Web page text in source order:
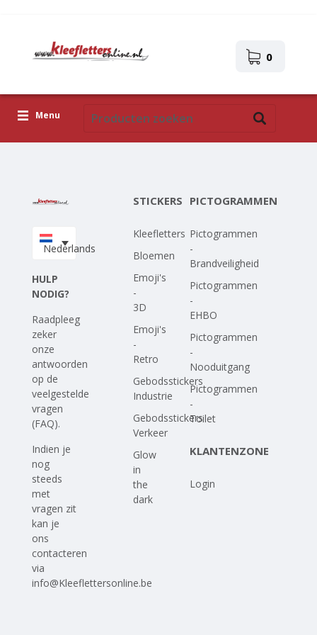
0
Menu
Upload je eigen ontwerp
Nederlands
HULP
NODIG?
Raadpleeg
zeker
onze
antwoorden
op de
veelgestelde
vragen
(FAQ).
Indien je
nog
steeds
met
vragen zit
kan je
ons
contacteren
via
info@Kleeflettersonline.be
STICKERS
Kleefletters
Bloemen
Emoji's
-
3D
Emoji's
-
Retro
Gebodsstickers
Industrie
Gebodsstickers
Verkeer
Glow
in
the
dark
PICTOGRAMMEN
Pictogrammen
-
Brandveiligheid
Pictogrammen
-
EHBO
Pictogrammen
-
Nooduitgang
Pictogrammen
-
Toilet
KLANTENZONE
Login